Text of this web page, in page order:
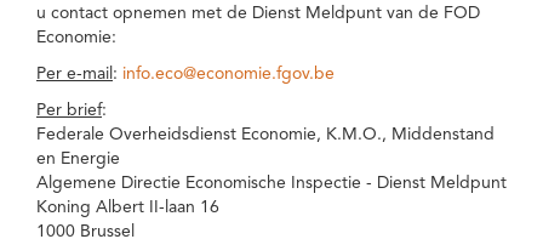
u contact opnemen met de Dienst Meldpunt van de FOD
Economie:
Per e-mail : info.eco@economie.fgov.be
Per brief:
Federale Overheidsdienst Economie, K.M.O., Middenstand
en Energie
Algemene Directie Economische Inspectie - Dienst Meldpunt
Koning Albert II-laan 16
1000 Brussel